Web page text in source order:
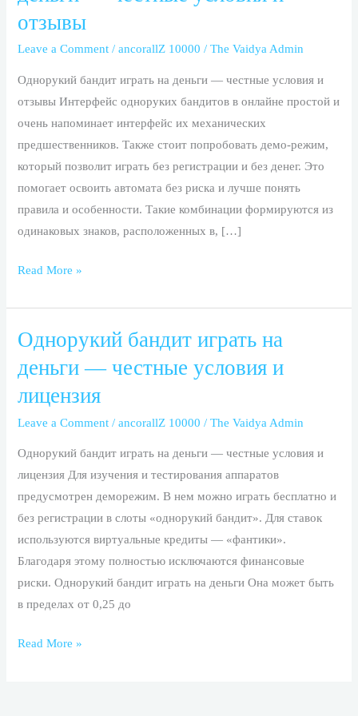
отзывы
Leave a Comment /ancorallZ 10000 /The Vaidya Admin
Однорукий бандит играть на деньги — честные условия и
отзывы Интерфейс одноруких бандитов в онлайне простой и
очень напоминает интерфейс их механических
предшественников. Также стоит попробовать демо-режим,
который позволит играть без регистрации и без денег. Это
помогает освоить автомата без риска и лучше понять
правила и особенности. Такие комбинации формируются из
одинаковых знаков, расположенных в, […]
играть
на
деньги
Read More »
Однорукий бандит играть на
деньги — честные условия и
лицензия
Leave a Comment /ancorallZ 10000 /The Vaidya Admin
Однорукий бандит играть на деньги — честные условия и
лицензия Для изучения и тестирования аппаратов
предусмотрен деморежим. В нем можно играть бесплатно и
без регистрации в слоты «однорукий бандит». Для ставок
используются виртуальные кредиты — «фантики».
Благодаря этому полностью исключаются финансовые
риски. Однорукий бандит играть на деньги Она может быть
в пределах от 0,25 до
Однорукий
играть
на
деньги
Read More »